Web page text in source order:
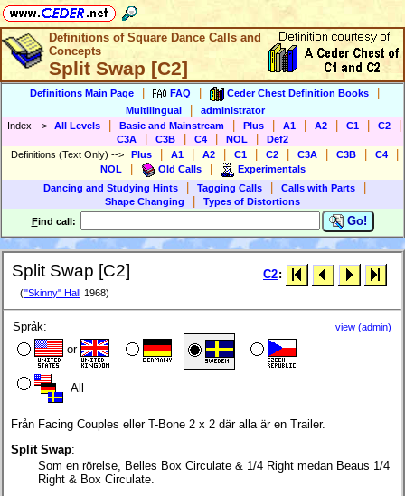
Definitions of Square Dance Calls and
Concepts
Split Swap [C2]
Definitions Main Page FAQ Ceder Chest Definition Books
Multilingual
administrator
Index --> All Levels Basic and Mainstream Plus A1 A2 C1 C2
C3A C3B C4 NOL
Def2
Definitions (Text Only) --> Plus A1 A2 C1 C2 C3A C3B C4
NOL Old Calls
Experimentals
Dancing and Studying Hints
Tagging Calls Calls with Parts
Shape Changing
Types of Distortions
Find call: Go!
Split Swap [C2]
("Skinny" Hall 1968)
C2:
Språk:
or
All
view (admin)
Från Facing Couples eller T-Bone 2 x 2 där alla är en Trailer.
Split Swap:
Som en rörelse, Belles Box Circulate & 1/4 Right medan Beaus 1/4
Right & Box Circulate.